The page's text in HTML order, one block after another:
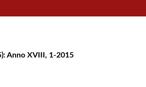
Anno XVIII, 1-2015